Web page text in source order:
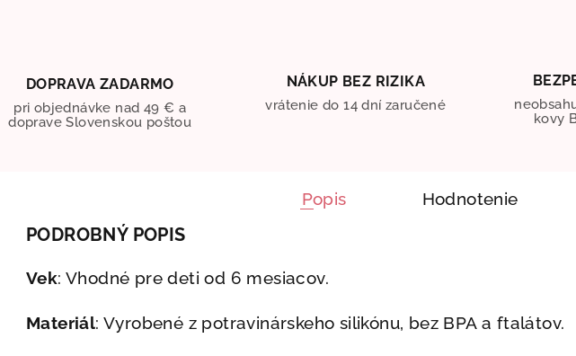
DOPRAVA ZADARMO
pri objednávke nad 49 € a
doprave Slovenskou poštou
NÁKUP BEZ RIZIKA
vrátenie do 14 dní zaručené
kovy
Popis Hodnotenie
PODROBNÝ POPIS
Vek: Vhodné pre deti od 6 mesiacov.
Materiál: Vyrobené z potravinárskeho silikónu, bez BPA a ftalátov.